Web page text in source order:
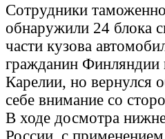
Сотрудники
обнаружили 24 блока
части кузова
гражданин Финляндии
Карелии, но вернулся
себе внимание со
В ходе досмотра